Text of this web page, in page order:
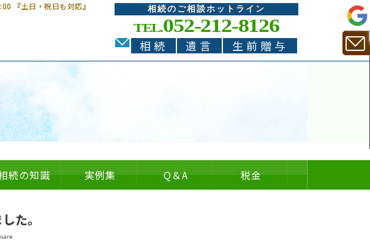
『土日・祝日も対応』 相続のご相談ホットライン
TEL.052-212-8126
相続 遺言 生前贈与
続の知識 実例集 Q＆A 税金
た。